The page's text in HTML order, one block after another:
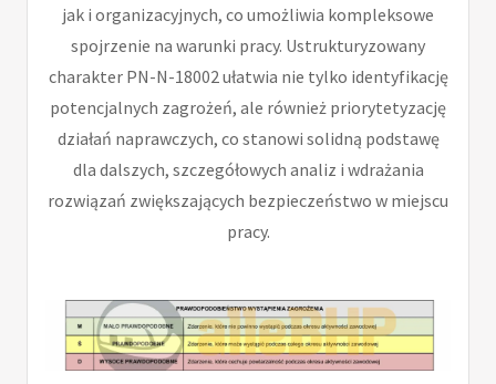
jak i organizacyjnych, co umożliwia kompleksowe
spojrzenie na warunki pracy. Ustrukturyzowany
charakter PN-N-18002 ułatwia nie tylko identyfikację
potencjalnych zagrożeń, ale również priorytetyzację
działań naprawczych, co stanowi solidną podstawę
dla dalszych, szczegółowych analiz i wdrażania
rozwiązań zwiększających bezpieczeństwo w miejscu
pracy.